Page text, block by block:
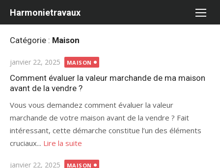
Harmonietravaux
Catégorie : Maison
Publié
le
janvier 22, 2025 MAISON
Comment évaluer la valeur marchande de ma maison
avant de la vendre ?
Vous vous demandez comment évaluer la valeur
marchande de votre maison avant de la vendre ? Fait
intéressant, cette démarche constitue l’un des éléments
cruciaux... Lire la suite
Publié
janvier 22, 2025 MAISON